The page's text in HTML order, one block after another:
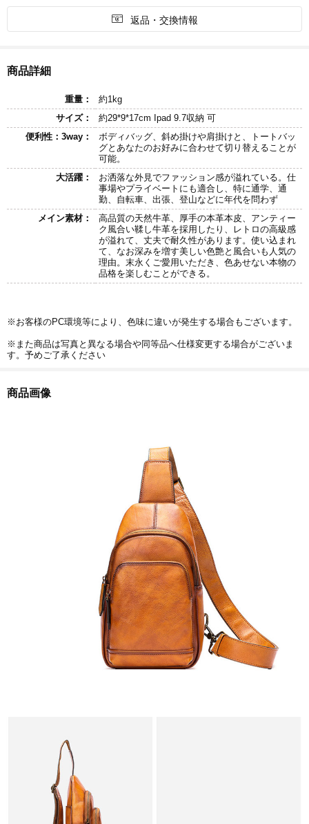
 返品・交換情報
商品詳細
重量：
約1kg
サイズ：
約29*9*17cm Ipad 9.7収納 可
便利性：3way：
ボディバッグ、斜め掛けや肩掛けと、トートバッ
グとあなたのお好みに合わせて切り替えることが
可能。
大活躍：
お洒落な外見でファッション感が溢れている。仕
事場やプライベートにも適合し、特に通学、通
勤、自転車、出張、登山などに年代を問わず
メイン素材：
高品質の天然牛革、厚手の本革本皮、アンティー
ク風合い鞣し牛革を採用したり、レトロの高級感
が溢れて、丈夫で耐久性があります。使い込まれ
て、なお深みを増す美しい色艶と風合いも人気の
理由。末永くご愛用いただき、色あせない本物の
品格を楽しむことができる。
※お客様のPC環境等により、色味に違いが発生する場合もございます。
※また商品は写真と異なる場合や同等品へ仕様変更する場合がございま
す。予めご了承ください
商品画像